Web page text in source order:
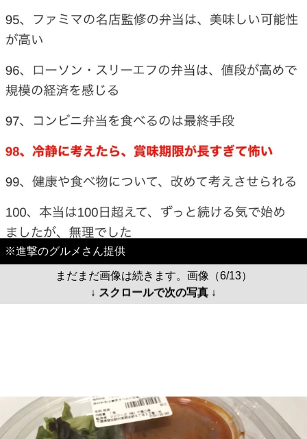
※進撃のグルメさん提供
まだまだ画像は続きます。画像（6/13）
↓ スクロールで次の写真 ↓